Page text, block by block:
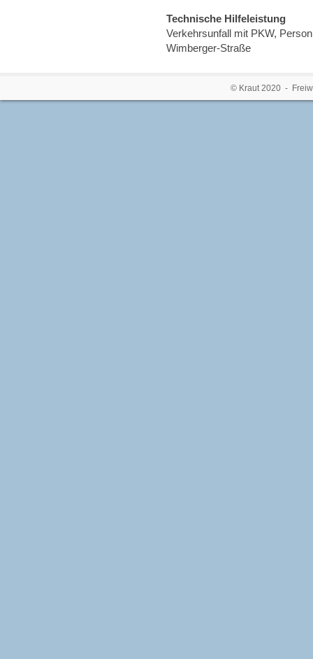
Technische Hilfeleistung
Verkehrsunfall mit PKW,
Wimberger-Straße
© Kraut 2020 -